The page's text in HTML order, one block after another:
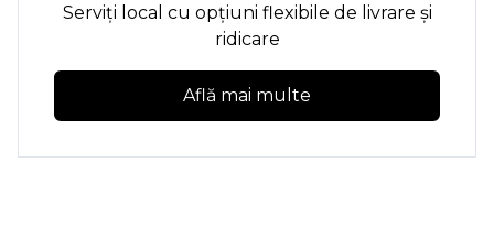
Serviți local cu opțiuni flexibile de livrare și
ridicare
Află mai multe